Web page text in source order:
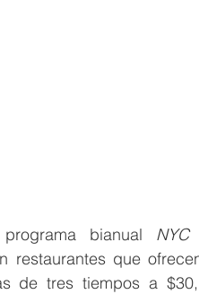
bianual NYC
restaurantes que
de tres tiempos a